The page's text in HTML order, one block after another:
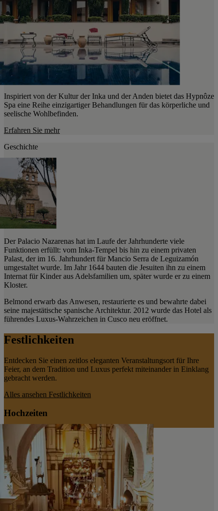
Inspiriert von der Kultur der Inka und der Anden bietet das Hypnôze
Spa eine Reihe einzigartiger Behandlungen für das körperliche und
seelische Wohlbefinden.
Erfahren Sie mehr
Geschichte
Der Palacio Nazarenas hat im Laufe der Jahrhunderte viele
Funktionen erfüllt: vom Inka-Tempel bis hin zu einem privaten
Palast, der im 16. Jahrhundert für Mancio Serra de Leguizamón
umgestaltet wurde. Im Jahr 1644 bauten die Jesuiten ihn zu einem
Internat für Kinder aus Adelsfamilien um, später wurde er zu einem
Kloster.
Belmond erwarb das Anwesen, restaurierte es und bewahrte dabei
seine majestätische spanische Architektur. 2012 wurde das Hotel als
führendes Luxus-Wahrzeichen in Cusco neu eröffnet.
Festlichkeiten
Entdecken Sie einen zeitlos eleganten Veranstaltungsort für Ihre
Feier, an dem Tradition und Luxus perfekt miteinander in Einklang
gebracht werden.
Alles ansehen Festlichkeiten
Hochzeiten